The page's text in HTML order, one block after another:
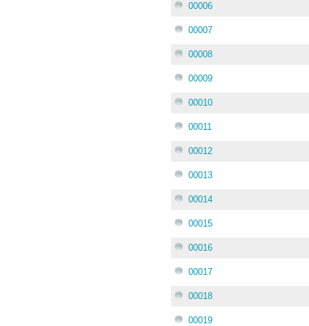
00006
00007
00008
00009
00010
00011
00012
00013
00014
00015
00016
00017
00018
00019